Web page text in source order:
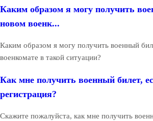
Каким образом я могу получить
новом военк...
Каким образом я могу получить военный
военкомате в такой ситуации?
Как мне получить военный билет,
регистрация?
Скажите пожалуйста, как мне получить